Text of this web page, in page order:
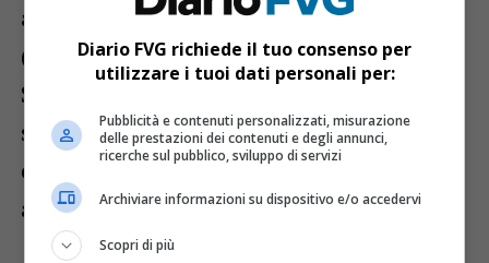
aiuto, gli infermieri della centrale Sores
(Sala Operativa Regionale Emergenza
Sanitaria) hanno immediatamente inviato
sul posto l’equipaggio di due ambulanze
con un’automedica. Sul posto sta operando
anche personale dell’autostrada.
Diario FVG richiede il tuo consenso per
utilizzare i tuoi dati personali per:
Pubblicità e contenuti personalizzati, misurazione
delle prestazioni dei contenuti e degli annunci,
ricerche sul pubblico, sviluppo di servizi
Archiviare informazioni su dispositivo e/o accedervi
Scopri di più